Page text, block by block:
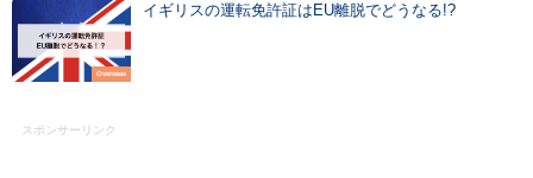
Overseas
イギリスの運転免許証はEU離脱でどうなる!?
スポンサーリンク